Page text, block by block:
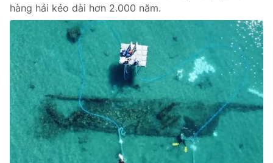
Pháp luật
Y tế
Thế giới
Tin tức
Thế giới đó đây
Kinh tế
Tài chính
hàng hải kéo dài hơn 2.000 năm.